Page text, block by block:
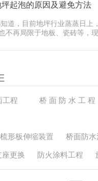
起泡的原因及避免方法
大家都知道，目前地坪行业蒸蒸日
不再局限于地板、瓷砖等，
工程 桥 面 防 水 工 程
形板伸缩装置 桥面防
座更换 防火涂料工程